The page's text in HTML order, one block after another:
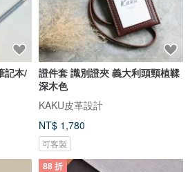
證件套 識別證夾 義大利頭頸植鞣
深木色
KAKU皮革設計
NT$ 1,780
可客製
88 折